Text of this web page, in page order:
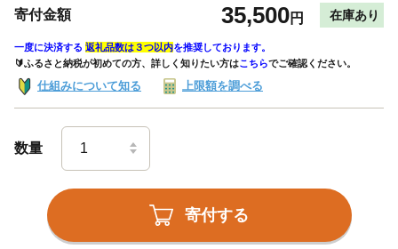
寄付金額 35,500円 在庫あり
一度に決済する 返礼品数は３つ以内を推奨しております。
🔰ふるさと納税が初めての方、詳しく知りたい方はこちらでご確認ください。
仕組みについて知る 上限額を調べる
数量
寄付する